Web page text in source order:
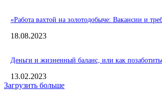
«Работа вахтой на золотодобыче: Вакансии и
18.08.2023
Деньги и жизненный баланс, или как
13.02.2023
Загрузить больше